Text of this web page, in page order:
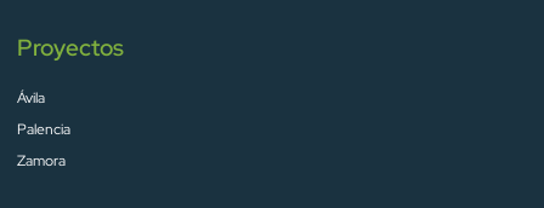
Proyectos
Ávila
Palencia
Zamora